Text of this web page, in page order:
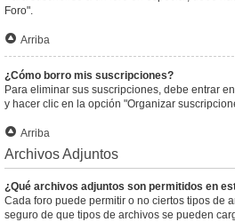
Foro".
Arriba
¿Cómo borro mis suscripciones?
Para eliminar sus suscripciones, debe entrar
y hacer clic en la opción "Organizar
Arriba
Archivos Adjuntos
¿Qué archivos adjuntos son permitidos en
Cada foro puede permitir o no ciertos tipos de
seguro de que tipos de archivos se pueden